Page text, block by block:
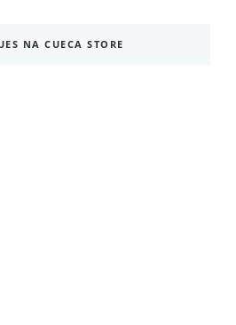
NA CUECA STORE